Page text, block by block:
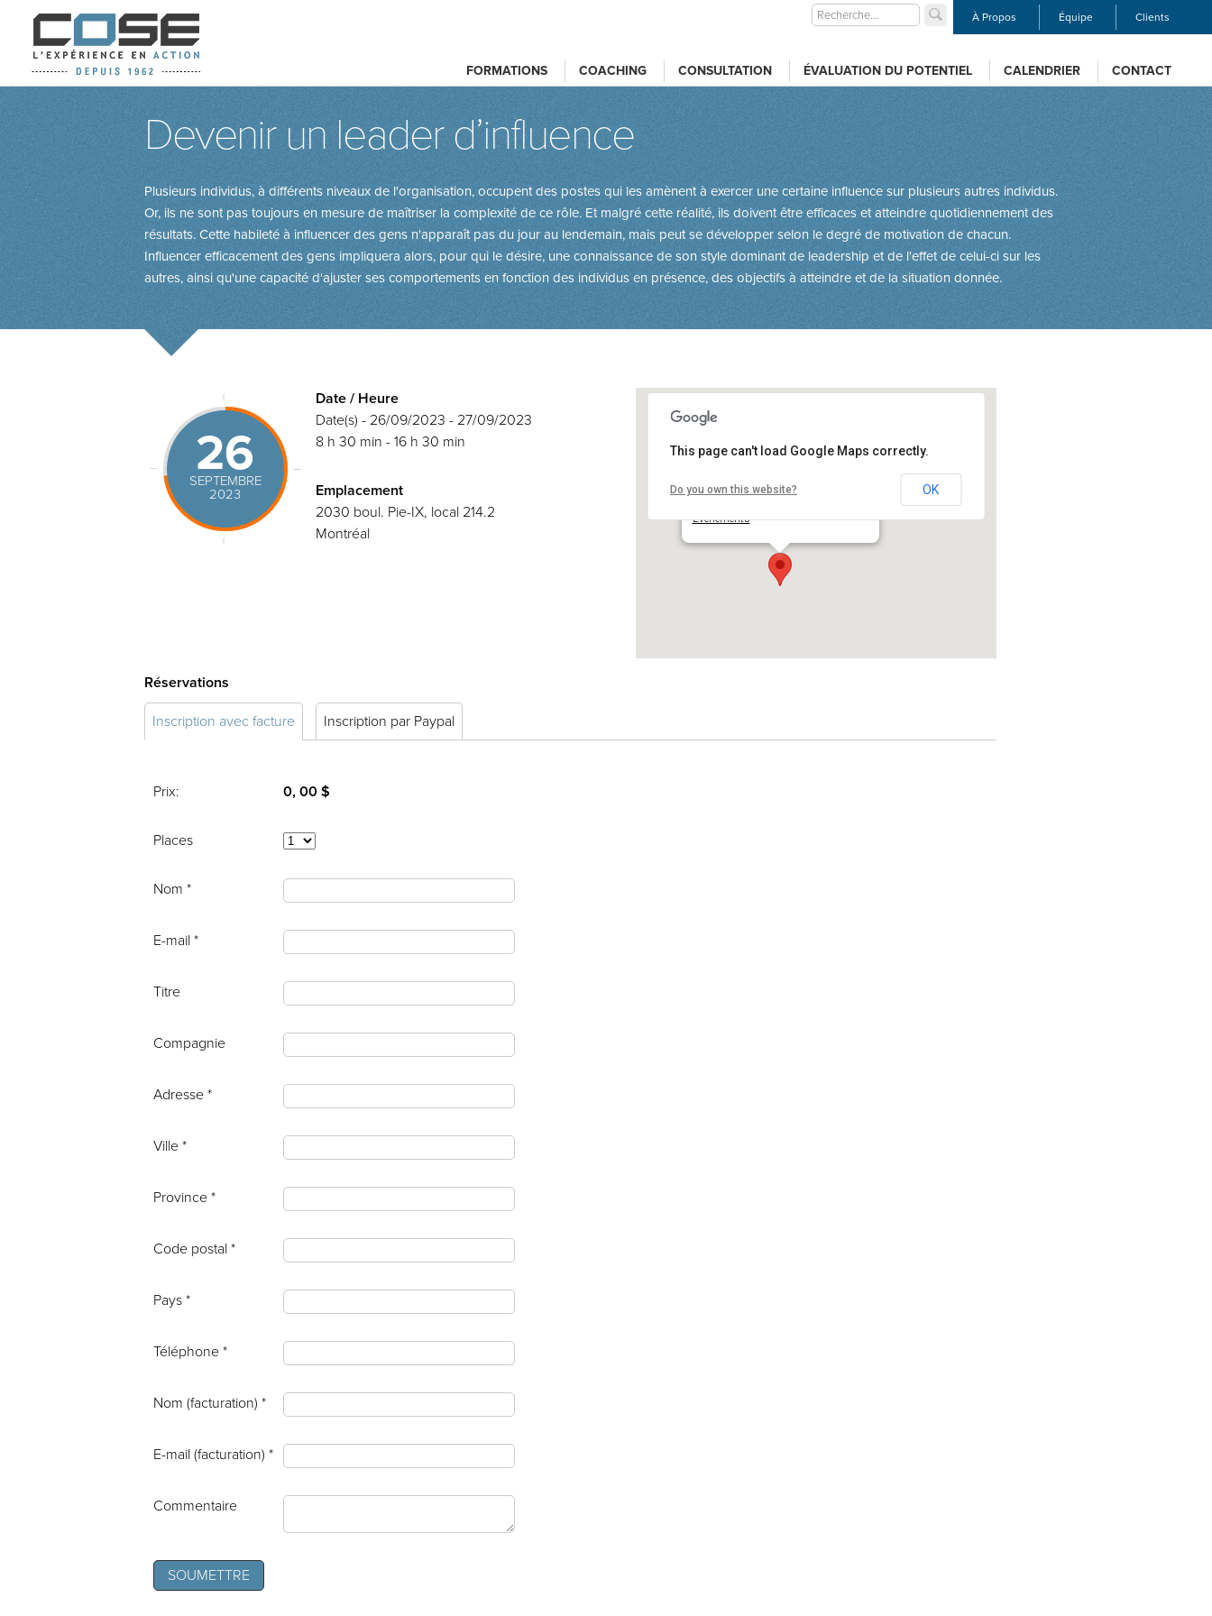
À Propos Équipe Clients
FORMATIONS COACHING CONSULTATION ÉVALUATION DU POTENTIEL CALENDRIER CONTACT
Devenir un leader d’influence
Plusieurs individus, à différents niveaux de l'organisation, occupent des postes qui les amènent à exercer une certaine influence sur plusieurs autres individus.
Or, ils ne sont pas toujours en mesure de maîtriser la complexité de ce rôle. Et malgré cette réalité, ils doivent être efficaces et atteindre quotidiennement des
résultats. Cette habileté à influencer des gens n'apparaît pas du jour au lendemain, mais peut se développer selon le degré de motivation de chacun.
Influencer efficacement des gens impliquera alors, pour qui le désire, une connaissance de son style dominant de leadership et de l'effet de celui-ci sur les
autres, ainsi qu'une capacité d'ajuster ses comportements en fonction des individus en présence, des objectifs à atteindre et de la situation donnée.
26
SEPTEMBRE
2023
COSE inc.
Événements
This page can't load Google Maps correctly.
Do you own this website? OK
Date / Heure
Date(s) - 26/09/2023 - 27/09/2023
8 h 30 min - 16 h 30 min
Emplacement
2030 boul. Pie-IX, local 214.2
Montréal
Réservations
Inscription avec facture Inscription par Paypal
Prix: 0, 00 $
Places
Nom *
E-mail *
Titre
Compagnie
Adresse *
Ville *
Province *
Code postal *
Pays *
Téléphone *
Nom (facturation) *
E-mail (facturation) *
Commentaire